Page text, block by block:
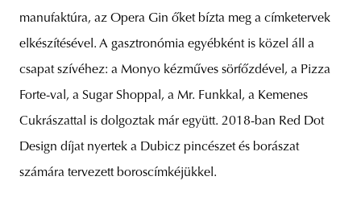
manufaktúra, az Opera Gin őket bízta meg a címketervek
elkészítésével. A gasztronómia egyébként is közel áll a
csapat szívéhez: a Monyo kézműves sörfőzdével, a Pizza
Forte-val, a Sugar Shoppal, a Mr. Funkkal, a Kemenes
Cukrászattal is dolgoztak már együtt. 2018-ban Red Dot
Design díjat nyertek a Dubicz pincészet és borászat
számára tervezett boroscímkéjükkel.